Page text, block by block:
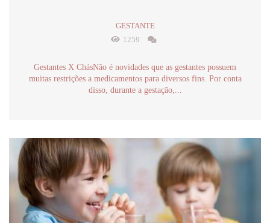
GESTANTE
1259
Gestantes X ChásNão é novidades que as gestantes possuem
muitas restrições a medicamentos para diversos fins. Por conta
disso, durante a gestação,...